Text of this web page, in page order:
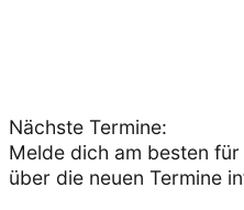
Nächste Termine:
Melde dich am besten
über die neuen Termine